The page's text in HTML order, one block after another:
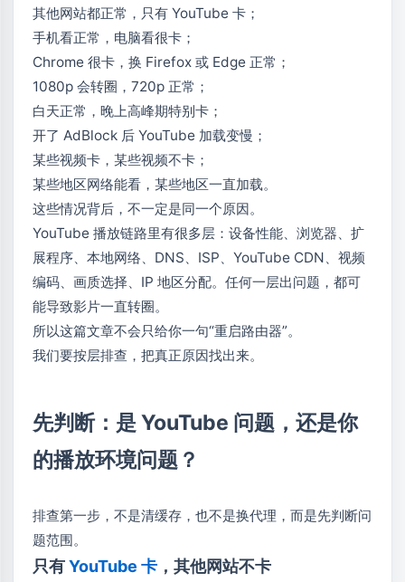
其他网站都正常，只有 YouTube 卡；
手机看正常，电脑看很卡；
Chrome 很卡，换 Firefox 或 Edge 正常；
1080p 会转圈，720p 正常；
白天正常，晚上高峰期特别卡；
开了 AdBlock 后 YouTube 加载变慢；
某些视频卡，某些视频不卡；
某些地区网络能看，某些地区一直加载。
这些情况背后，不一定是同一个原因。
YouTube 播放链路里有很多层：设备性能、浏览器、扩
展程序、本地网络、DNS、ISP、YouTube CDN、视频
编码、画质选择、IP 地区分配。任何一层出问题，都可
能导致影片一直转圈。
所以这篇文章不会只给你一句“重启路由器”。
我们要按层排查，把真正原因找出来。
先判断：是 YouTube 问题，还是你
的播放环境问题？
排查第一步，不是清缓存，也不是换代理，而是先判断问
题范围。
只有YouTube 卡 ，其他网站不卡